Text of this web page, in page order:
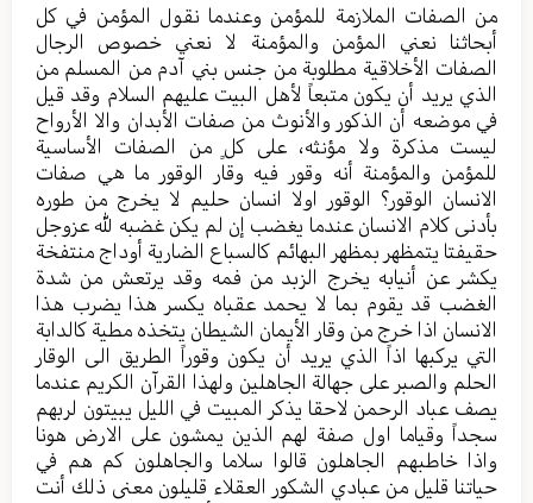
من الصفات الملازمة للمؤمن وعندما نقول المؤمن في كل
أبحاثنا نعني المؤمن والمؤمنة لا نعني خصوص الرجال
الصفات الأخلاقية مطلوبة من جنس بني آدم من المسلم من
الذي يريد أن يكون متبعاً لأهل البيت عليهم السلام وقد قيل
في موضعه أن الذكور والأنوث من صفات الأبدان والا الأرواح
ليست مذكرة ولا مؤنثه، على كلٍ من الصفات الأساسية
للمؤمن والمؤمنة أنه وقور فيه وقار الوقور ما هي صفات
الانسان الوقور؟ الوقور اولا انسان حليم لا يخرج من طوره
بأدنى كلام الانسان عندما يغضب إن لم يكن غضبه لله عزوجل
حقيفتا يتمظهر بمظهر البهائم كالسباع الضارية أوداج منتفخة
يكشر عن أنيابه يخرج الزبد من فمه وقد يرتعش من شدة
الغضب قد يقوم بما لا يحمد عقباه يكسر هذا يضرب هذا
الانسان اذا خرج من وقار الأيمان الشيطان يتخذه مطية كالدابة
التي يركبها اذاً الذي يريد أن يكون وقوراً الطريق الى الوقار
الحلم والصبر على جهالة الجاهلين ولهذا القرآن الكريم عندما
يصف عباد الرحمن لاحقا يذكر المبيت في الليل يبيتون لربهم
سجداً وقياما اول صفة لهم الذين يمشون على الارض هونا
واذا خاطبهم الجاهلون قالوا سلاما والجاهلون كم هم في
حياتنا قليل من عبادي الشكور العقلاء قليلون معنى ذلك أنت